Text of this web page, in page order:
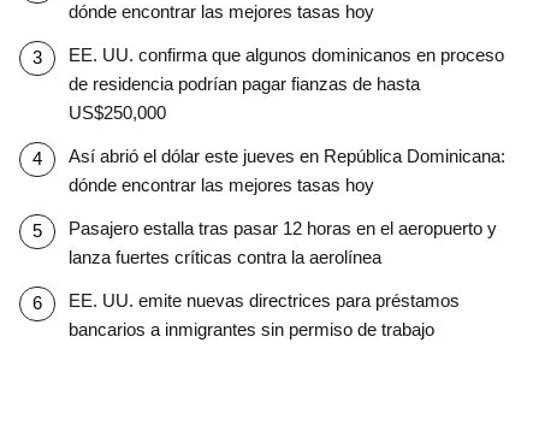
dónde encontrar las mejores tasas hoy
EE. UU. confirma que algunos dominicanos en proceso
de residencia podrían pagar fianzas de hasta
US$250,000
Así abrió el dólar este jueves en República Dominicana:
dónde encontrar las mejores tasas hoy
Pasajero estalla tras pasar 12 horas en el aeropuerto y
lanza fuertes críticas contra la aerolínea
EE. UU. emite nuevas directrices para préstamos
bancarios a inmigrantes sin permiso de trabajo